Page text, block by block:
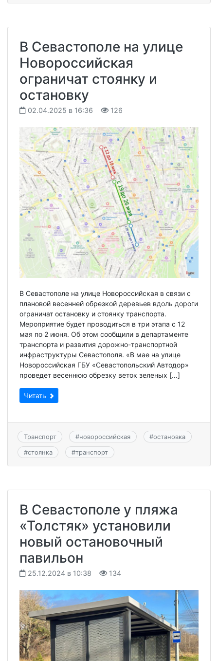
В Севастополе на улице
Новороссийская
ограничат стоянку и
остановку
02.04.2025 в 16:36 126
В Севастополе на улице Новороссийская в связи с
плановой весенней обрезкой деревьев вдоль дороги
ограничат остановку и стоянку транспорта.
Мероприятие будет проводиться в три этапа с 12
мая по 2 июня. Об этом сообщили в департаменте
транспорта и развития дорожно-транспортной
инфраструктуры Севастополя. «В мае на улице
Новороссийская ГБУ «Севастопольский Автодор»
проведет весеннюю обрезку веток зеленых […]
Читать
Транспорт #новороссийская #остановка
#стоянка #транспорт
В Севастополе у пляжа
«Толстяк» установили
новый остановочный
павильон
25.12.2024 в 10:38 134